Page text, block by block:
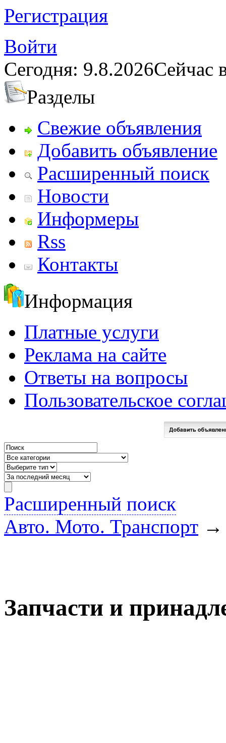
Регистрация
Войти
Сегодня: 9.8.2026Сейчас
Разделы
Свежие объявления
Добавить объявление
Расширенный поиск
Новости
Информеры
Rss
Контакты
Информация
Платные услуги
Реклама на сайте
Ответы на вопросы
Пользовательское
Расширенный поиск
Авто. Мото. Транспорт
Запчасти и